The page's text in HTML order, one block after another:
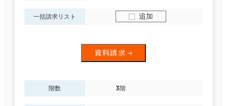
一括請求リスト 追加
資料請求
階数 3階